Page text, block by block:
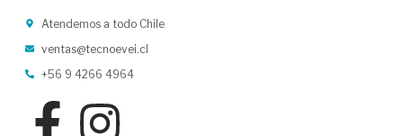
Atendemos a todo Chile
ventas@tecnoevei.cl
+56 9 4266 4964
F I